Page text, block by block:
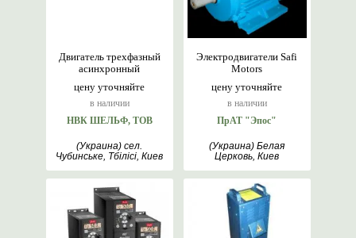
цену уточняйте
в наличии
Двигатель трехфазный
асинхронный
НВК ШЕЛЬФ, ТОВ
(Украина) сел.
Чубинське, Тбілісі, Киев
цену уточняйте
в наличии
Электродвигатели Safi
Motors
ПрАТ "Эпос"
(Украина) Белая
Церковь, Киев